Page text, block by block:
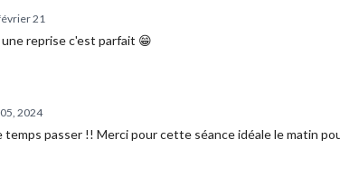
21
reprise c'est parfait 😁
2024
temps passer !! Merci pour cette séance idéale le matin